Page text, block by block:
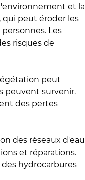
et la
qui peut éroder les
Les
risques de
peut
peuvent survenir.
des pertes
des réseaux d'eau
et réparations.
hydrocarbures